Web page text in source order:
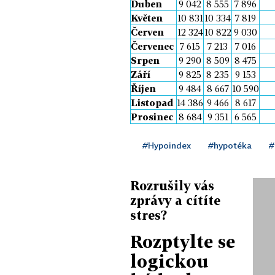
Duben 9 042 8 555 7 896
Květen
10 831 10 334 7 819
Červen
12 32410 822 9 030
Červenec 7 615 7 213
7 016
Srpen
9 290 8 509 8 475
Září
9 825 8 235 9 153
Říjen
9 484 8 667 10 590
Listopad 14 386 9 466 8 617
Prosinec 8 684 9 351 6 565
#Hypoindex #hypotéka
Rozrušily vás
zprávy a cítíte
stres?
Rozptylte se
logickou